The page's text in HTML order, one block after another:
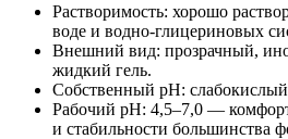
Растворимость: хорошо
воде и водно-глицериновых
Внешний вид: прозрачный,
жидкий гель.
Собственный pH:
Рабочий pH: 4,5–7,0 —
и стабильности большинства